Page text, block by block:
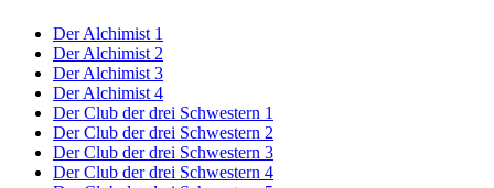
Der Alchimist 1
Der Alchimist 2
Der Alchimist 3
Der Alchimist 4
Der Club der drei Schwestern 1
Der Club der drei Schwestern 2
Der Club der drei Schwestern 3
Der Club der drei Schwestern 4